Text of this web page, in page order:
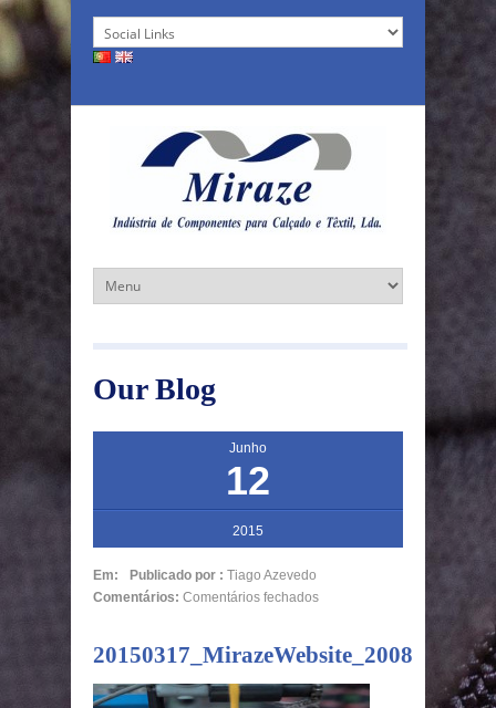
Our Blog
Junho
12
2015
Em: Publicado por : Tiago Azevedo
Comentários: Comentários fechados
20150317_MirazeWebsite_2008